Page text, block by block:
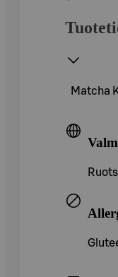
Matcha